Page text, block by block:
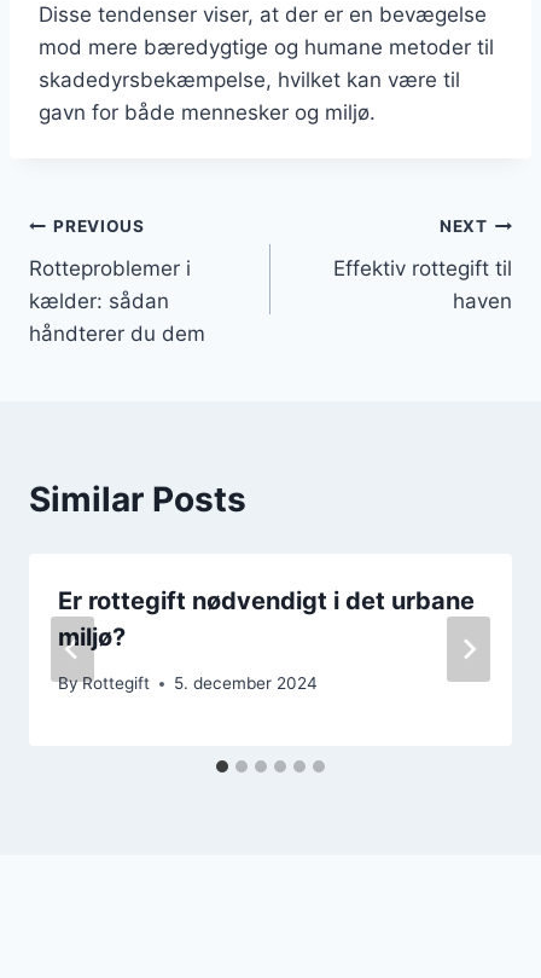
Disse tendenser viser, at der er en bevægelse
mod mere bæredygtige og humane metoder til
skadedyrsbekæmpelse, hvilket kan være til
gavn for både mennesker og miljø.
Indlægsnavigation
PREVIOUS
Rotteproblemer i
kælder: sådan
håndterer du dem
NEXT
Effektiv rottegift til
haven
Similar Posts
Er rottegift nødvendigt i det urbane
miljø?
ByRottegift 5. december 2024